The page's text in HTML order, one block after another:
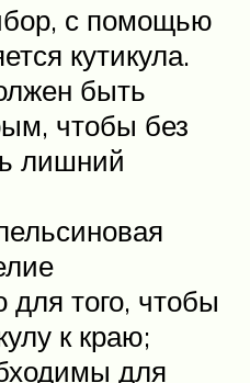
с помощью
кутикула.
быть
чтобы без
лишний
для того, чтобы
к краю;
для